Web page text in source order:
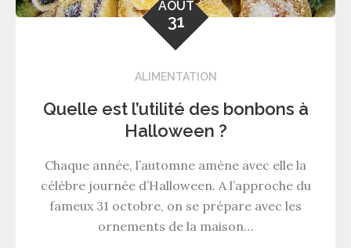
AOÛT
31
ALIMENTATION
Quelle est l’utilité des bonbons à
Halloween ?
Chaque année, l’automne amène avec elle la
célèbre journée d’Halloween. A l’approche du
fameux 31 octobre, on se prépare avec les
ornements de la maison…